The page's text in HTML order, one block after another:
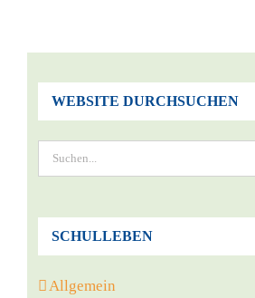
WEBSITE DURCHSUCHEN
Suche
nach:
SCHULLEBEN
Allgemein